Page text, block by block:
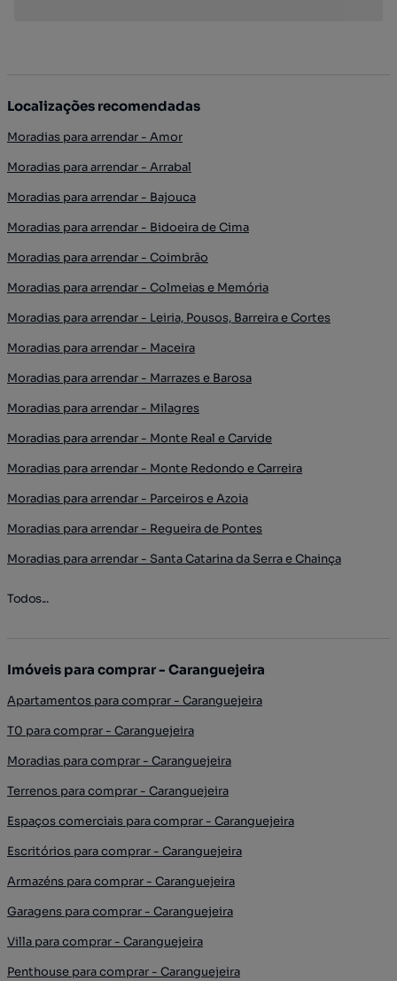
Localizações recomendadas
Moradias para arrendar - Amor
Moradias para arrendar - Arrabal
Moradias para arrendar - Bajouca
Moradias para arrendar - Bidoeira de Cima
Moradias para arrendar - Coimbrão
Moradias para arrendar - Colmeias e Memória
Moradias para arrendar - Leiria, Pousos, Barreira e Cortes
Moradias para arrendar - Maceira
Moradias para arrendar - Marrazes e Barosa
Moradias para arrendar - Milagres
Moradias para arrendar - Monte Real e Carvide
Moradias para arrendar - Monte Redondo e Carreira
Moradias para arrendar - Parceiros e Azoia
Moradias para arrendar - Regueira de Pontes
Moradias para arrendar - Santa Catarina da Serra e Chainça
Todos...
Imóveis para comprar - Caranguejeira
Apartamentos para comprar - Caranguejeira
T0 para comprar - Caranguejeira
Moradias para comprar - Caranguejeira
Terrenos para comprar - Caranguejeira
Espaços comerciais para comprar - Caranguejeira
Escritórios para comprar - Caranguejeira
Armazéns para comprar - Caranguejeira
Garagens para comprar - Caranguejeira
Villa para comprar - Caranguejeira
Penthouse para comprar - Caranguejeira